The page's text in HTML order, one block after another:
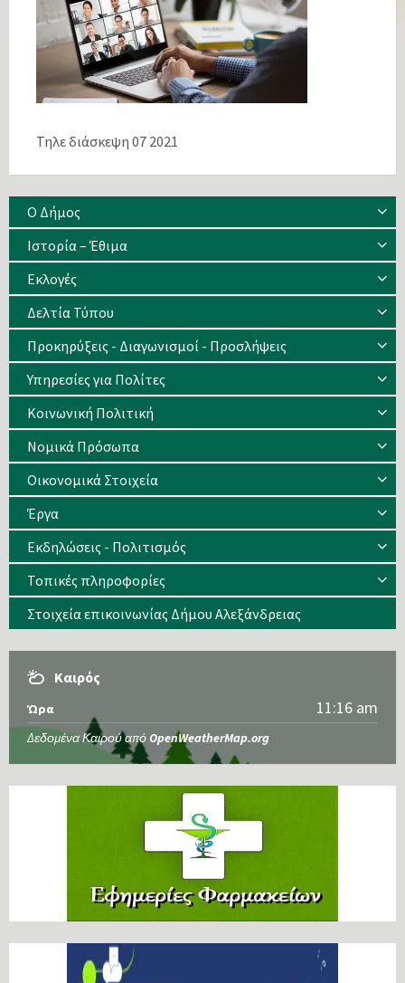
Τηλε διάσκεψη 07 2021
Ο Δήμος
Ιστορία – Έθιμα
Eκλογές
Δελτία Τύπου
Προκηρύξεις - Διαγωνισμοί - Προσλήψεις
Υπηρεσίες για Πολίτες
Κοινωνική Πολιτική
Νομικά Πρόσωπα
Οικονομικά Στοιχεία
Έργα
Εκδηλώσεις - Πολιτισμός
Τοπικές πληροφορίες
Στοιχεία επικοινωνίας Δήμου Αλεξάνδρειας
Καιρός
Ώρα 11:16 am
Δεδομένα Καιρού από OpenWeatherMap.org